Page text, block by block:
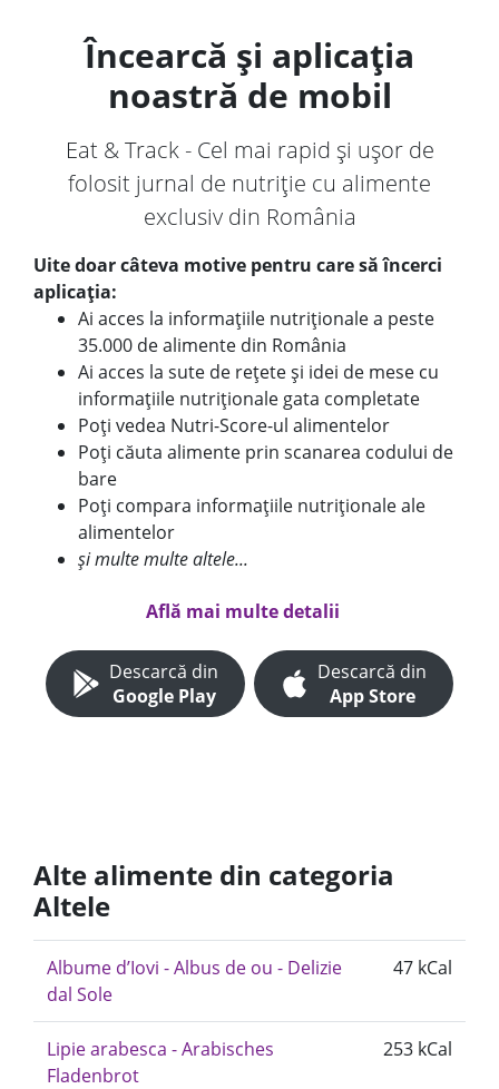
Încearcă și aplicația
noastră de mobil
Eat & Track - Cel mai rapid și ușor de
folosit jurnal de nutriție cu alimente
exclusiv din România
Uite doar câteva motive pentru care să încerci
aplicația:
Ai acces la informațiile nutriționale a peste
35.000 de alimente din România
Ai acces la sute de rețete și idei de mese cu
informațiile nutriționale gata completate
Poți vedea Nutri-Score-ul alimentelor
Poți căuta alimente prin scanarea codului de
bare
Poți compara informațiile nutriționale ale
alimentelor
și multe multe altele...
Află mai multe detalii
Descarcă din
Google Play
Descarcă din
App Store
Alte alimente din categoria
Altele
Albume d’Iovi - Albus de ou - Delizie
dal Sole
47 kCal
Lipie arabesca - Arabisches
Fladenbrot
253 kCal